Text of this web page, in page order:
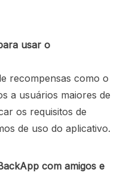
usar o
recompensas como o
a usuários maiores de
os requisitos de
de uso do aplicativo.
com amigos e